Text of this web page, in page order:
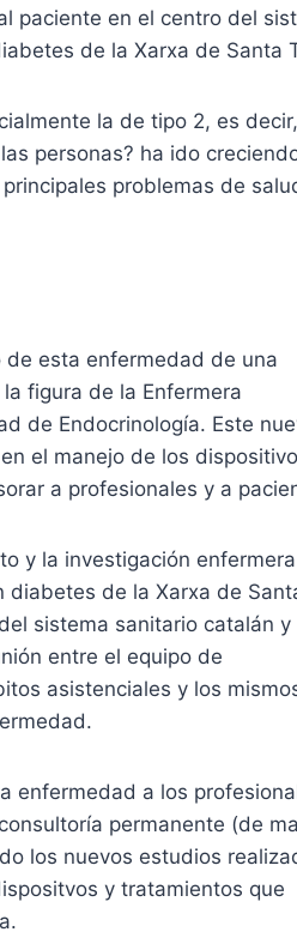
paciente en el centro del
de la Xarxa de Santa
la de tipo 2, es
personas? ha ido
problemas de
esta enfermedad de una
figura de la Enfermera
de Endocrinología. Este
el manejo de los
a profesionales y a
y la investigación
diabetes de la Xarxa de
sistema sanitario catalán y
entre el equipo de
asistenciales y los
enfermedad a los
permanente (de
los nuevos estudios
y tratamientos que